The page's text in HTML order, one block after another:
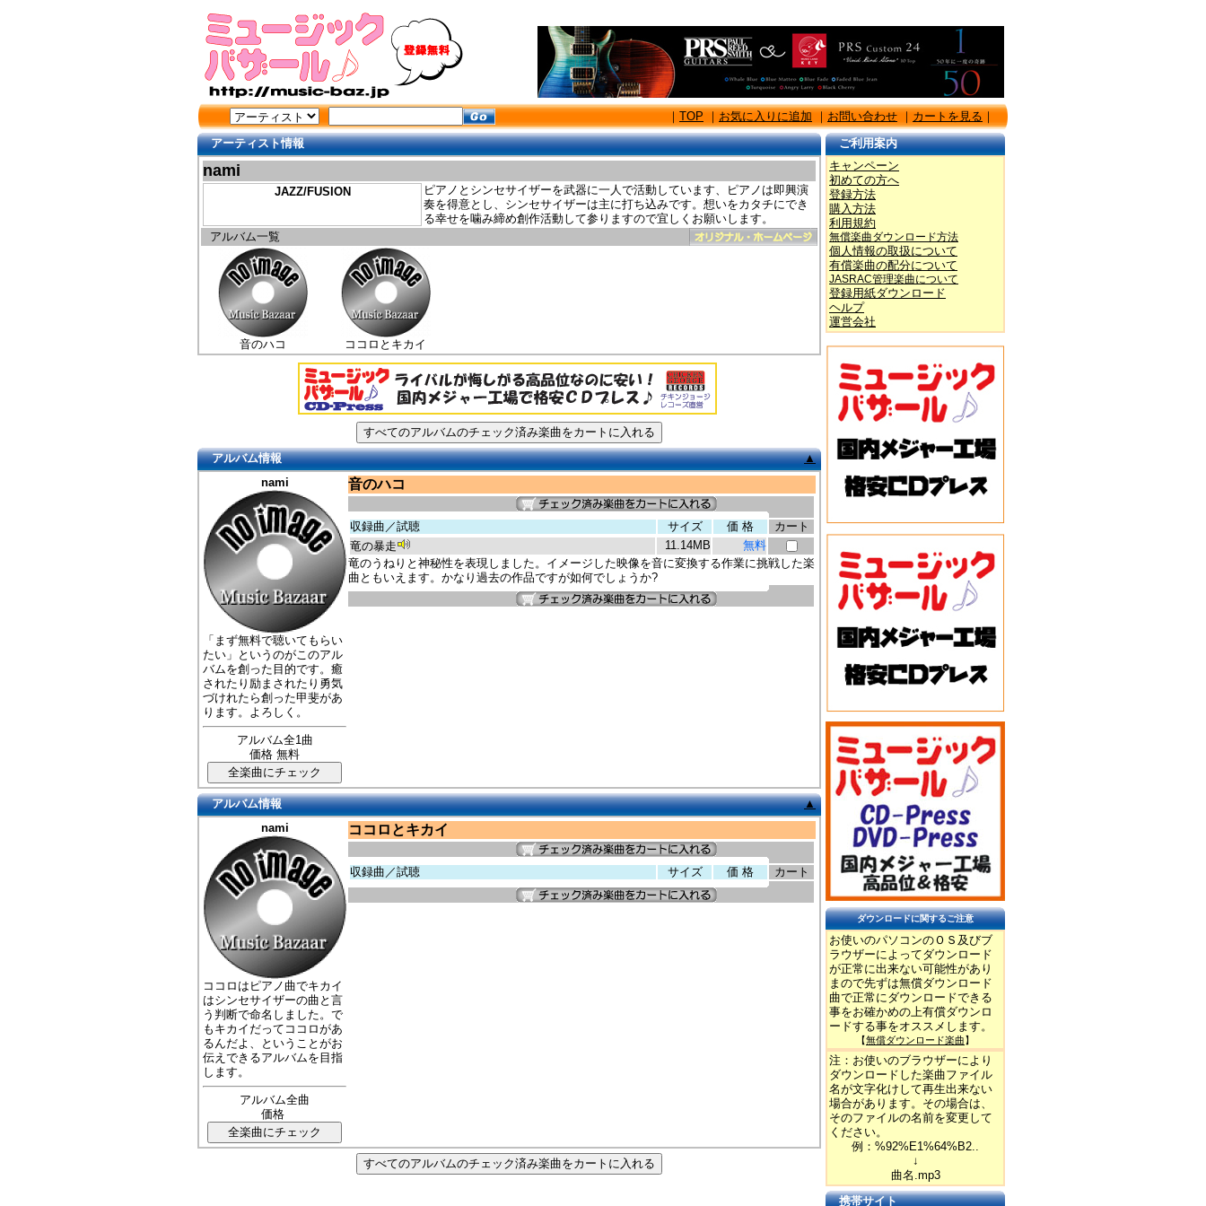
｜ TOP ｜ お気に入りに追加 ｜ お問い合わせ ｜ カートを見る ｜
アーティスト情報
nami
JAZZ/FUSION
ピアノとシンセサイザーを武器に一人で活動しています、ピアノは即興演
奏を得意とし、シンセサイザーは主に打ち込みです。想いをカタチにでき
る幸せを噛み締め創作活動して参りますので宜しくお願いします。
アルバム一覧
音のハコ ココロとキカイ
アルバム情報
▲
nami
「まず無料で聴いてもらい
たい」というのがこのアル
バムを創った目的です。癒
されたり励まされたり勇気
づけれたら創った甲斐があ
ります。よろしく。
アルバム全1曲
価格 無料
音のハコ
収録曲／試聴 サイズ 価 格
カート
竜の暴走
11.14MB
無料
竜のうねりと神秘性を表現しました。イメージした映像を音に変換する作業に挑戦した楽
曲ともいえます。かなり過去の作品ですが如何でしょうか?
アルバム情報
▲
nami
ココロはピアノ曲でキカイ
はシンセサイザーの曲と言
う判断で命名しました。で
もキカイだってココロがあ
るんだよ、ということがお
伝えできるアルバムを目指
します。
アルバム全曲
価格
ココロとキカイ
収録曲／試聴 サイズ 価 格 カート
ご利用案内
キャンペーン
初めての方へ
登録方法
購入方法
利用規約
無償楽曲ダウンロード方法
個人情報の取扱について
有償楽曲の配分について
JASRAC管理楽曲について
登録用紙ダウンロード
ヘルプ
運営会社
ダウンロードに関するご注意
お使いのパソコンのＯＳ及びブ
ラウザーによってダウンロード
が正常に出来ない可能性があり
まので先ずは無償ダウンロード
曲で正常にダウンロードできる
事をお確かめの上有償ダウンロ
ードする事をオススメします。
【無償ダウンロード楽曲】
注：お使いのブラウザーにより
ダウンロードした楽曲ファイル
名が文字化けして再生出来ない
場合があります。その場合は、
そのファイルの名前を変更して
ください。
例：%92%E1%64%B2..
↓
曲名.mp3
携帯サイト